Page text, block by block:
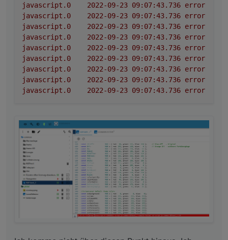
javascript.0 error
javascript.0
error
javascript.0
error
javascript.0
error
javascript.0
error
javascript.0
error
javascript.0
error
javascript.0
error
javascript.0
error